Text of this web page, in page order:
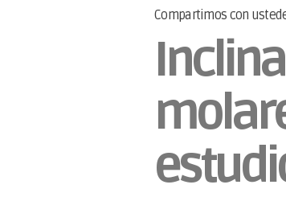
Compartimos con